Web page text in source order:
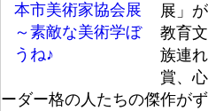
展」
教育
族連
賞、
ーダー格の人たちの傑作が